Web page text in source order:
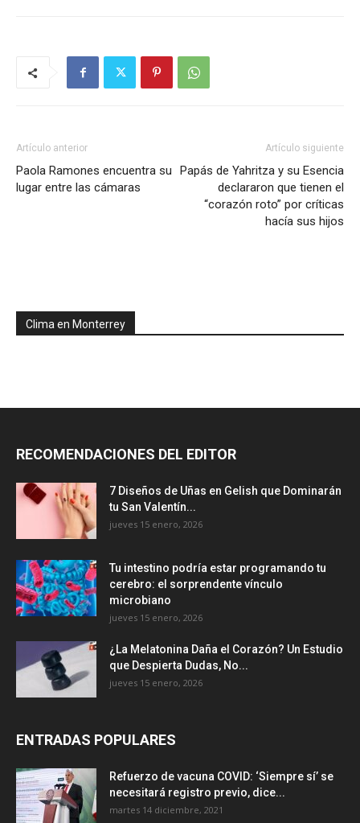
Artículo anterior
Paola Ramones encuentra su
lugar entre las cámaras
Artículo siguiente
Papás de Yahritza y su Esencia
declararon que tienen el
“corazón roto” por críticas
hacía sus hijos
Clima en Monterrey
RECOMENDACIONES DEL EDITOR
7 Diseños de Uñas en Gelish que Dominarán
tu San Valentín...
jueves 15 enero, 2026
Tu intestino podría estar programando tu
cerebro: el sorprendente vínculo
microbiano
jueves 15 enero, 2026
¿La Melatonina Daña el Corazón? Un Estudio
que Despierta Dudas, No...
jueves 15 enero, 2026
ENTRADAS POPULARES
Refuerzo de vacuna COVID: ‘Siempre sí’ se
necesitará registro previo, dice...
martes 14 diciembre, 2021